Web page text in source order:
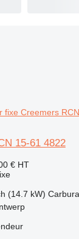
15-61 4822
€ HT
(14.7 kW)